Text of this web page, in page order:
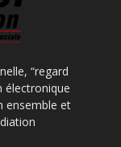
“regard
électronique
ensemble et